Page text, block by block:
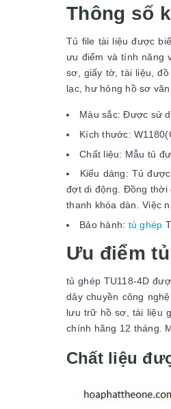
Thông số
Tủ file tài liệu được
ưu điểm và tính năng
sơ, giấy tờ, tài liệu,
lạc, hư hỏng hồ sơ
Màu sắc: Được sử
Kích thước:
Chất liệu: Mẫu tủ
Kiểu dáng: Tủ
đợt di động. Đồng thời
thanh khóa dàn. Việc
Bảo hành: tủ ghép
Ưu điểm
tủ ghép TU118-4D
dây chuyền công
lưu trữ hồ sơ, tài liệu
chính hãng 12 tháng.
Chất liệu